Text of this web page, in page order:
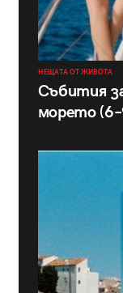
НЕЩАТА ОТ ЖИВОТА
Събития
морето